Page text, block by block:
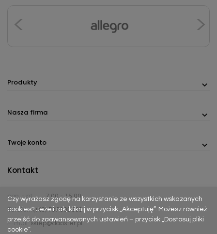
Produkty
Nasza firma
Twoje konto
Czy wyrażasz zgodę na korzystanie ze wszystkich wskazanych
cookies? Jeżeli tak, kliknij w przycisk „Akceptuję”. Możesz również
przejść do zaawansowanych ustawień – przycisk „Dostosuj pliki
cookie”.
Kontakt
pon. - pt.
7:00 - 15:00
Telefon:(+48) 737 305 306
E-mail: sklep@dabster.pl